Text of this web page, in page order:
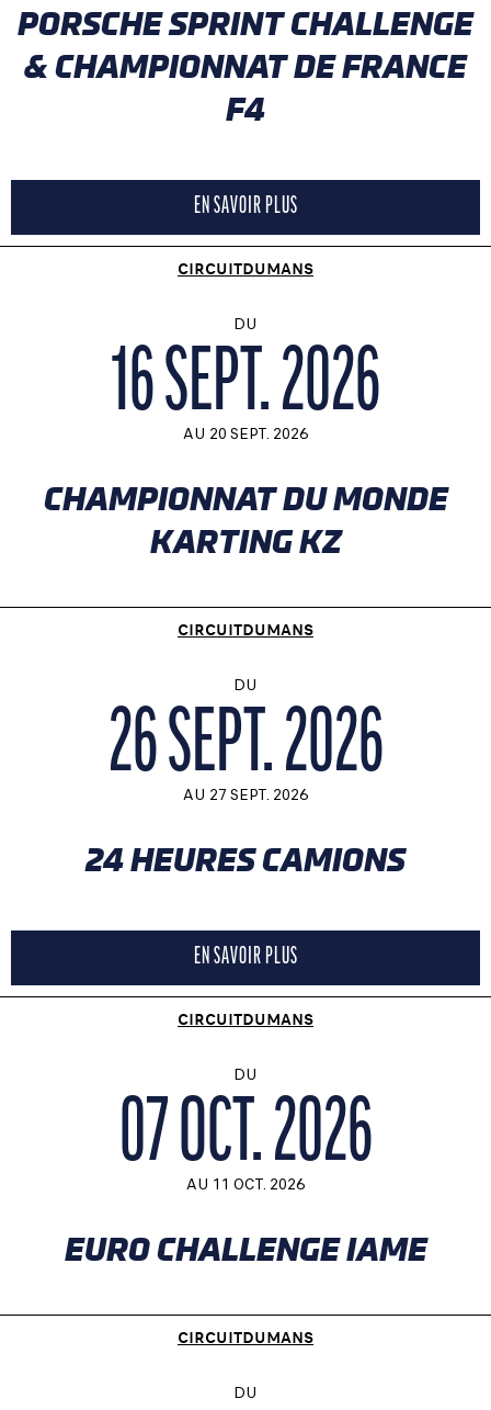
PORSCHE SPRINT CHALLENGE
& CHAMPIONNAT DE FRANCE
F4
EN SAVOIR PLUS
CIRCUITDUMANS
DU
16 SEPT. 2026
AU 20 SEPT. 2026
CHAMPIONNAT DU MONDE
KARTING KZ
CIRCUITDUMANS
DU
26 SEPT. 2026
AU 27 SEPT. 2026
24 HEURES CAMIONS
EN SAVOIR PLUS
CIRCUITDUMANS
DU
07 OCT. 2026
AU 11 OCT. 2026
EURO CHALLENGE IAME
CIRCUITDUMANS
DU